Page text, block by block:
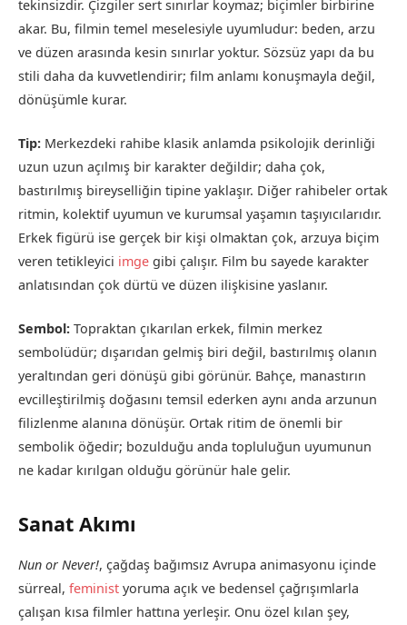
tekinsizdir. Çizgiler sert sınırlar koymaz; biçimler birbirine
akar. Bu, filmin temel meselesiyle uyumludur: beden, arzu
ve düzen arasında kesin sınırlar yoktur. Sözsüz yapı da bu
stili daha da kuvvetlendirir; film anlamı konuşmayla değil,
dönüşümle kurar.
Tip: Merkezdeki rahibe klasik anlamda psikolojik derinliği
uzun uzun açılmış bir karakter değildir; daha çok,
bastırılmış bireyselliğin tipine yaklaşır. Diğer rahibeler ortak
ritmin, kolektif uyumun ve kurumsal yaşamın taşıyıcılarıdır.
Erkek figürü ise gerçek bir kişi olmaktan çok, arzuya biçim
veren tetikleyici imge gibi çalışır. Film bu sayede karakter
anlatısından çok dürtü ve düzen ilişkisine yaslanır.
Sembol: Topraktan çıkarılan erkek, filmin merkez
sembolüdür; dışarıdan gelmiş biri değil, bastırılmış olanın
yeraltından geri dönüşü gibi görünür. Bahçe, manastırın
evcilleştirilmiş doğasını temsil ederken aynı anda arzunun
filizlenme alanına dönüşür. Ortak ritim de önemli bir
sembolik öğedir; bozulduğu anda topluluğun uyumunun
ne kadar kırılgan olduğu görünür hale gelir.
Sanat Akımı
Nun or Never!, çağdaş bağımsız Avrupa animasyonu içinde
sürreal, feminist yoruma açık ve bedensel çağrışımlarla
çalışan kısa filmler hattına yerleşir. Onu özel kılan şey,